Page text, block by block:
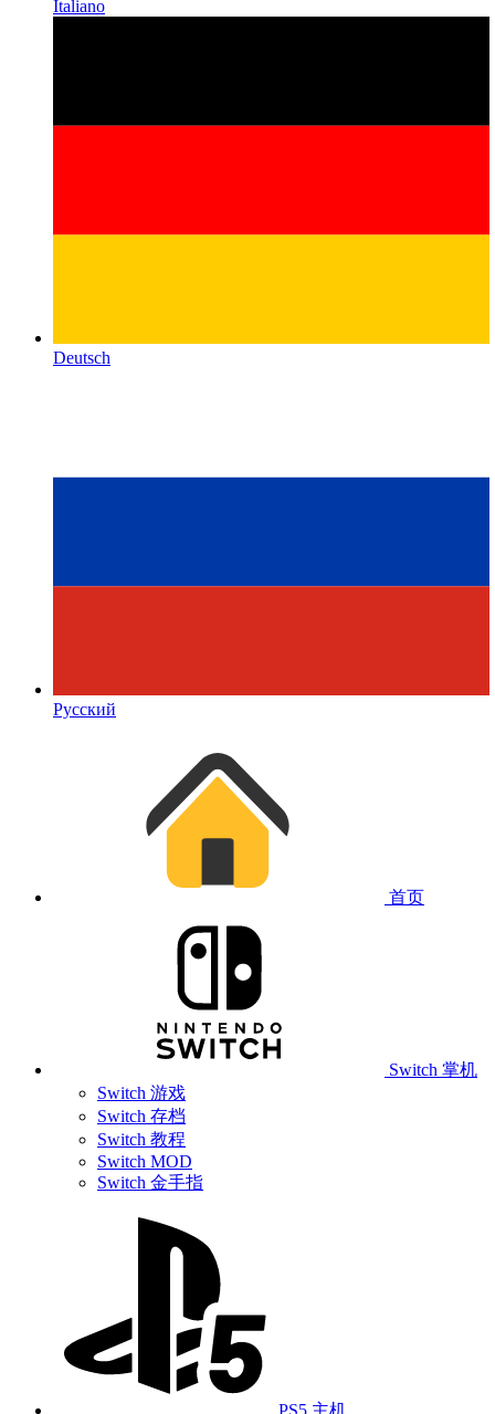
Italiano
Deutsch
Русский
首页
Switch 掌机
Switch 游戏
Switch 存档
Switch 教程
Switch MOD
Switch 金手指